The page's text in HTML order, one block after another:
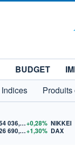
BUDGET
Indices
54 036,93+0,28%
26 690,62+1,30%
NIKKEI
DAX